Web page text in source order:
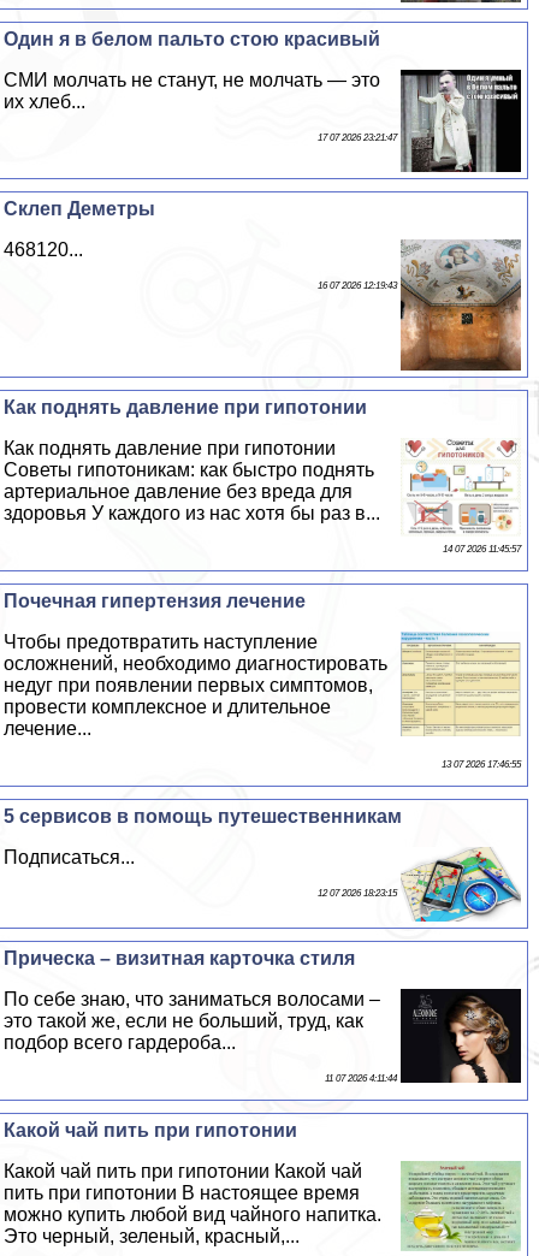
Один я в белом пальто стою красивый
СМИ молчать не станут, не молчать — это
их хлеб...
17 07 2026 23:21:47
Склеп Деметры
468120...
16 07 2026 12:19:43
Как поднять давление при гипотонии
Как поднять давление при гипотонии
Советы гипотоникам: как быстро поднять
артериальное давление без вреда для
здоровья У каждого из нас хотя бы раз в...
14 07 2026 11:45:57
Почечная гипертензия лечение
Чтобы предотвратить наступление
осложнений, необходимо диагностировать
недуг при появлении первых симптомов,
провести комплексное и длительное
лечение...
13 07 2026 17:46:55
5 сервисов в помощь путешественникам
Подписаться...
12 07 2026 18:23:15
Прическа – визитная карточка стиля
По себе знаю, что заниматься волосами –
это такой же, если не больший, труд, как
подбор всего гардероба...
11 07 2026 4:11:44
Какой чай пить при гипотонии
Какой чай пить при гипотонии Какой чай
пить при гипотонии В настоящее время
можно купить любой вид чайного напитка.
Это черный, зеленый, красный,...